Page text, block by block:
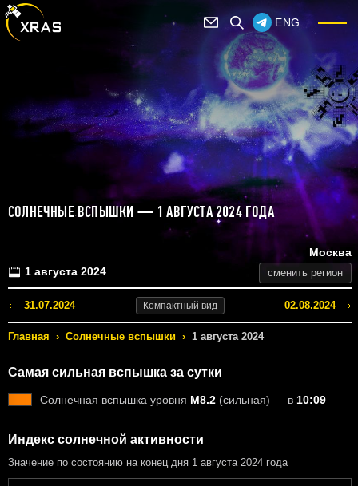
ENG
СОЛНЕЧНЫЕ ВСПЫШКИ — 1 АВГУСТА 2024 ГОДА
1 августа 2024
Москва
сменить регион
31.07.2024 Компактный вид 02.08.2024
Главная › Солнечные вспышки › 1 августа 2024
Самая сильная вспышка за сутки
Солнечная вспышка уровня M8.2 (сильная) — в 10:09
Индекс солнечной активности
Значение по состоянию на конец дня 1 августа 2024 года